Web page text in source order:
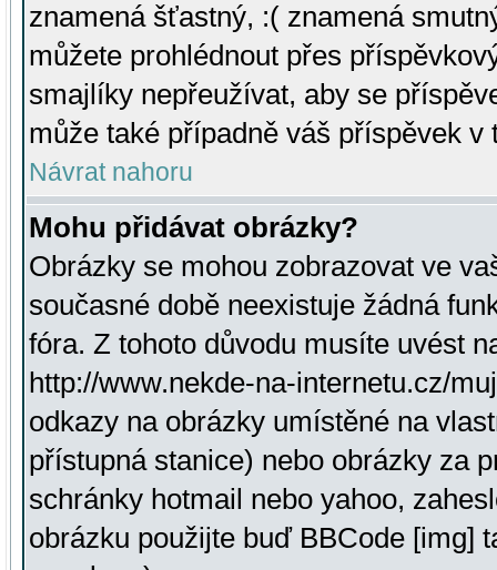
znamená šťastný, :( znamená
můžete prohlédnout přes
smajlíky nepřeužívat, aby se
může také případně váš příspěvek v
Návrat nahoru
Mohu přidávat obrázky?
Obrázky se mohou zobrazovat ve
současné době neexistuje žádná
fóra. Z tohoto důvodu musíte uvést
http://www.nekde-na-internetu.cz/
odkazy na obrázky umístěné na
přístupná stanice) nebo obrázky za
schránky hotmail nebo yahoo,
obrázku použijte buď BBCode [img]